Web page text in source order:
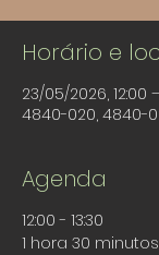
Horário e
23/05/2026, 12:00
4840-020, 4840-
Agenda
12:00 - 13:30
1 hora 30 minutos